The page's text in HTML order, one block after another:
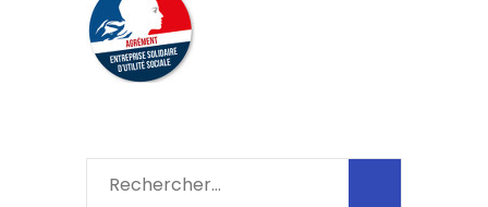
Rechercher :